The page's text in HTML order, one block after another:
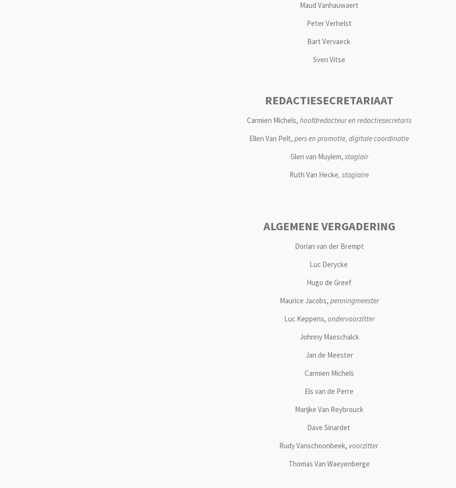
Maud Vanhauwaert
Peter Verhelst
Bart Vervaeck
Sven Vitse
REDACTIESECRETARIAAT
Carmien Michels, hoofdredacteur en redactiesecretaris
Ellen Van Pelt, pers en promotie, digitale coördinatie
Glen van Muylem, stagiair
Ruth Van Hecke, stagiaire
ALGEMENE VERGADERING
Dorian van der Brempt
Luc Derycke
Hugo de Greef
Maurice Jacobs, penningmeester
Luc Keppens, ondervoorzitter
Johnny Maeschalck
Jan de Meester
Carmien Michels
Els van de Perre
Marijke Van Reybrouck
Dave Sinardet
Rudy Vanschoonbeek, voorzitter
Thomas Van Waeyenberge